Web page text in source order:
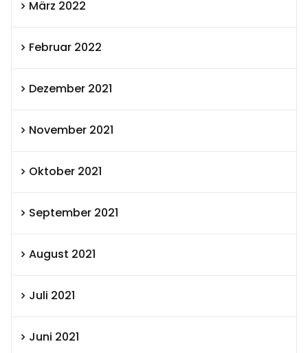
März 2022
Februar 2022
Dezember 2021
November 2021
Oktober 2021
September 2021
August 2021
Juli 2021
Juni 2021